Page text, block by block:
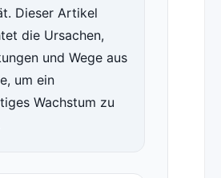
Dieser Artikel
die Ursachen,
und Wege aus
um ein
Wachstum zu